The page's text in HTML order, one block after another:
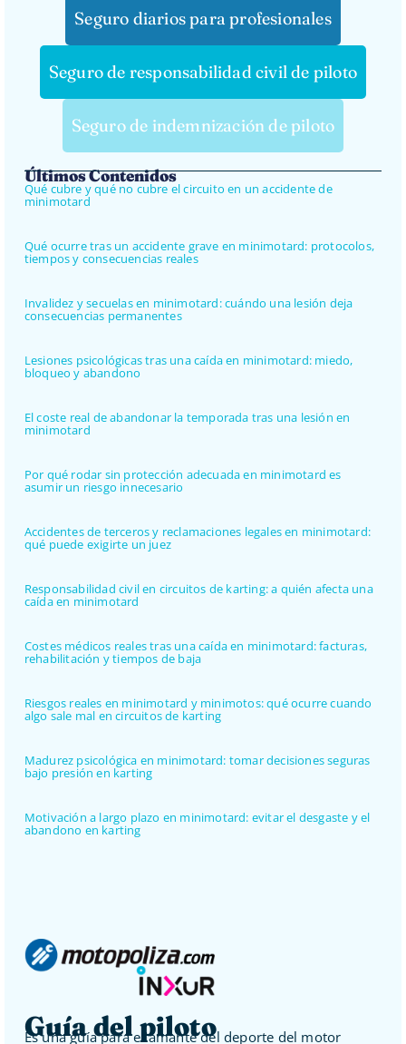
Seguro diarios para profesionales
Seguro de responsabilidad civil de piloto
Seguro de indemnización de piloto
Últimos Contenidos
Qué cubre y qué no cubre el circuito en un accidente de
minimotard
Qué ocurre tras un accidente grave en minimotard: protocolos,
tiempos y consecuencias reales
Invalidez y secuelas en minimotard: cuándo una lesión deja
consecuencias permanentes
Lesiones psicológicas tras una caída en minimotard: miedo,
bloqueo y abandono
El coste real de abandonar la temporada tras una lesión en
minimotard
Por qué rodar sin protección adecuada en minimotard es
asumir un riesgo innecesario
Accidentes de terceros y reclamaciones legales en minimotard:
qué puede exigirte un juez
Responsabilidad civil en circuitos de karting: a quién afecta una
caída en minimotard
Costes médicos reales tras una caída en minimotard: facturas,
rehabilitación y tiempos de baja
Riesgos reales en minimotard y minimotos: qué ocurre cuando
algo sale mal en circuitos de karting
Madurez psicológica en minimotard: tomar decisiones seguras
bajo presión en karting
Motivación a largo plazo en minimotard: evitar el desgaste y el
abandono en karting
Guía del piloto
Es una guía para el amante del deporte del motor